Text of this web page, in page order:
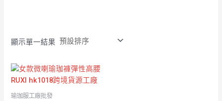
顯示單一結果
瑜珈服工廠批發